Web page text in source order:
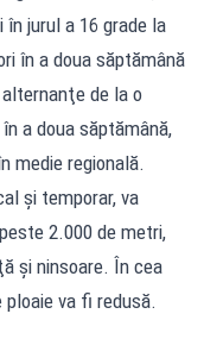
jurul a 16 grade la
în a doua săptămână
de la o
a doua săptămână,
medie regională.
şi temporar, va
2.000 de metri,
şi ninsoare. În cea
va fi redusă.